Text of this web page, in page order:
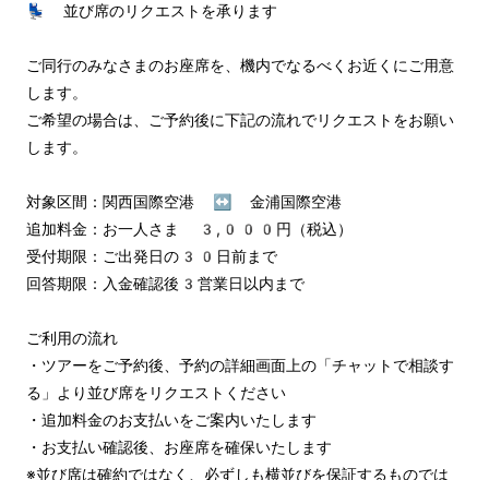
💺 並び席のリクエストを承ります
ご同行のみなさまのお座席を、機内でなるべくお近くにご用意
します。
ご希望の場合は、ご予約後に下記の流れでリクエストをお願い
します。
対象区間：関西国際空港 ↔︎ 金浦国際空港
追加料金：お一人さま 3,000円（税込）
受付期限：ご出発日の30日前まで
回答期限：入金確認後3営業日以内まで
ご利用の流れ
・ツアーをご予約後、予約の詳細画面上の「チャットで相談す
る」より並び席をリクエストください
・追加料金のお支払いをご案内いたします
・お支払い確認後、お座席を確保いたします
※並び席は確約ではなく、必ずしも横並びを保証するものでは